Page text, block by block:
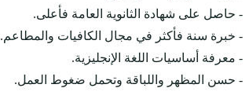
- حاصل على شهادة الثانوية العامة فأعلى.
- خبرة سنة فأكثر في مجال الكافيات والمطاعم.
- معرفة أساسيات اللغة الإنجليزية.
- حسن المظهر واللباقة وتحمل ضغوط العمل.